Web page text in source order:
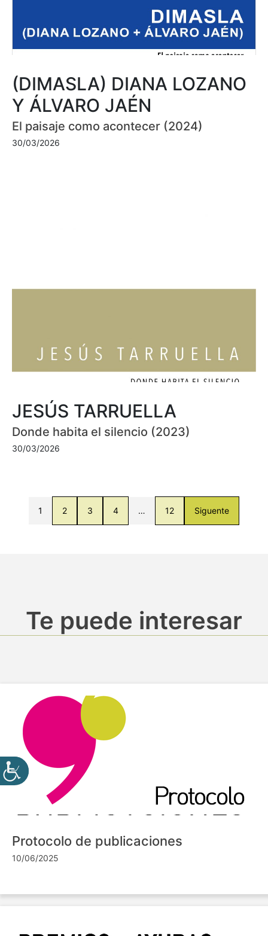
(DIMASLA) DIANA LOZANO
Y ÁLVARO JAÉN
El paisaje como acontecer (2024)
30/03/2026
JESÚS TARRUELLA
Donde habita el silencio (2023)
30/03/2026
1 2 3 4 … 12 Siguente
Te puede interesar
Protocolo de publicaciones
10/06/2025